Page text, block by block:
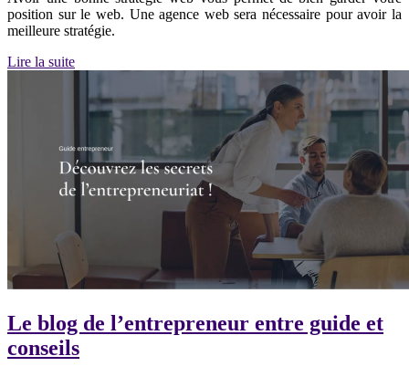
position sur le web. Une agence web sera nécessaire pour avoir la
meilleure stratégie.
Lire la suite
Le blog de l’entrepreneur entre guide et
conseils